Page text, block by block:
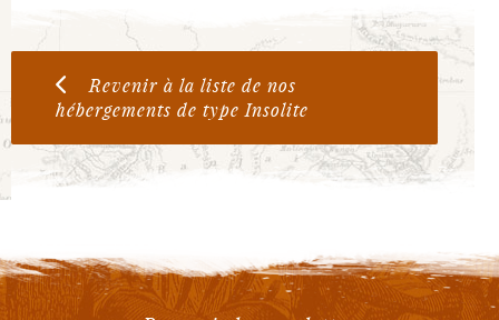
Revenir à la liste de nos
hébergements de type Insolite